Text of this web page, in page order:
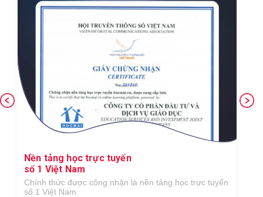
Nền tảng học trực tuyến
số 1 Việt Nam
Chính thức được công nhận là nền tảng học trực tuyến
số 1 Việt Nam